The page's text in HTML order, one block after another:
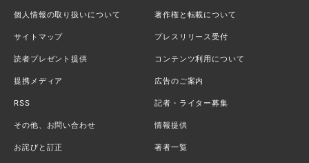
個人情報の取り扱いについて 著作権と転載について
サイトマップ プレスリリース受付
読者プレゼント提供 コンテンツ利用について
提携メディア 広告のご案内
RSS 記者・ライター募集
その他、お問い合わせ 情報提供
お詫びと訂正 著者一覧